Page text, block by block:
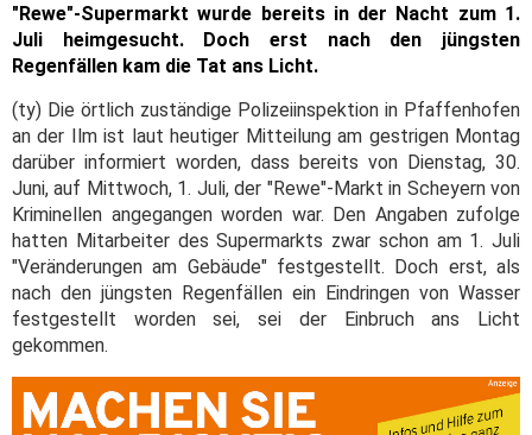
"Rewe"-Supermarkt wurde bereits in der Nacht zum 1.
Juli heimgesucht. Doch erst nach den jüngsten
Regenfällen kam die Tat ans Licht.
(ty) Die örtlich zuständige Polizeiinspektion in Pfaffenhofen
an der Ilm ist laut heutiger Mitteilung am gestrigen Montag
darüber informiert worden, dass bereits von Dienstag, 30.
Juni, auf Mittwoch, 1. Juli, der "Rewe"-Markt in Scheyern von
Kriminellen angegangen worden war. Den Angaben zufolge
hatten Mitarbeiter des Supermarkts zwar schon am 1. Juli
"Veränderungen am Gebäude" festgestellt. Doch erst, als
nach den jüngsten Regenfällen ein Eindringen von Wasser
festgestellt worden sei, sei der Einbruch ans Licht
gekommen.